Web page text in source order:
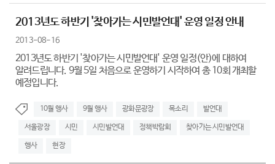
2013년도 하반기 '찾아가는 시민발언대' 운영 일정 안내
2013-08-16
2013년도 하반기 '찾아가는 시민발언대' 운영 일정(안)에 대하여
알려드립니다. 9월 5일 처음으로 운영하기 시작하여 총 10회 개최할
예정입니다.
10월 행사 9월 행사 광화문광장 목소리 발언대
서울광장 시민 시민발언대 정책박람회 찾아가는 시민발언대
행사 현장